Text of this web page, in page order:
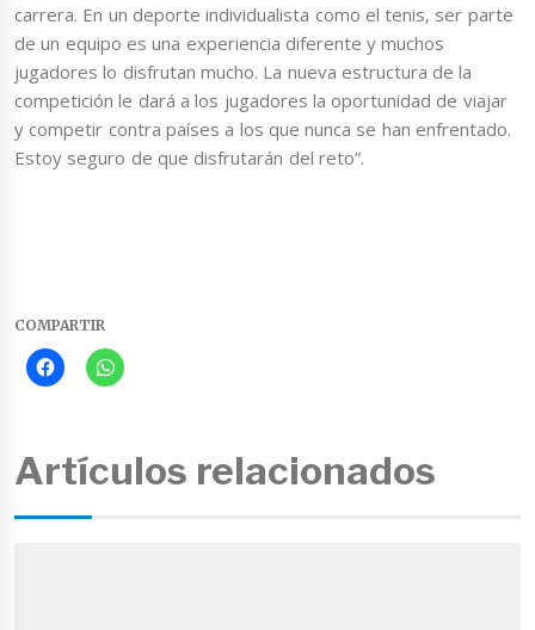
carrera. En un deporte individualista como el tenis, ser parte
de un equipo es una experiencia diferente y muchos
jugadores lo disfrutan mucho. La nueva estructura de la
competición le dará a los jugadores la oportunidad de viajar
y competir contra países a los que nunca se han enfrentado.
Estoy seguro de que disfrutarán del reto”.
COMPARTIR
Artículos relacionados